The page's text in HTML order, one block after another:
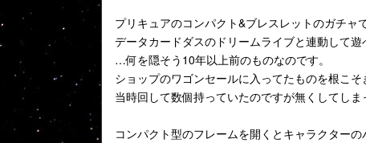
プリキュアのコンパクト&ブレスレットのガチャで
データカードダスのドリームライブと連動して遊
…何を隠そう10年以上前のものなのです。
ショップのワゴンセールに入ってたものを根こ
当時回して数個持っていたのですが無くしてしま
コンパクト型のフレームを開くとキャラクター